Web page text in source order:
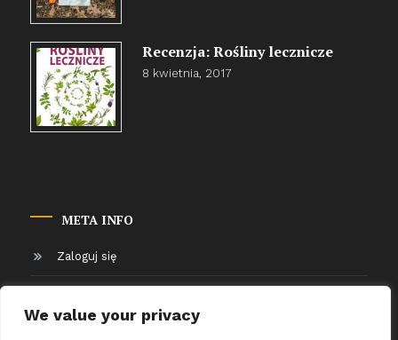
We value your privacy
Recenzja: Rośliny lecznicze
8 kwietnia, 2017
META INFO
Zaloguj się